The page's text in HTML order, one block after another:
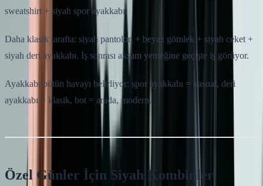
sweatshirt + siyah spor ayakkabı.
Daha klasik tarafta: siyah pantolon + beyaz gömlek + siyah ceket +
siyah deri ayakkabı. İş sonrası akşam yemeğine geçişte iş görüyor.
Ayakkabı bütün havayı belirliyor: spor ayakkabı = kasual, deri
ayakkabı = klasik, bot = arada, modern.
Özel Günler İçin Siyah Kombinler